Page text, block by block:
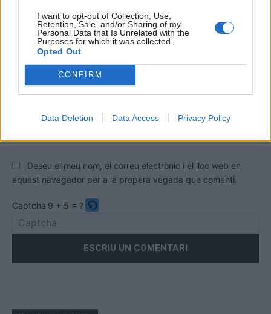
I want to opt-out of Collection, Use,
Retention, Sale, and/or Sharing of my
Personal Data that Is Unrelated with the
Purposes for which it was collected.
Opted Out
CONFIRM
Data Deletion Data Access Privacy Policy
Comentari:
Deseu el meu nom, el correu electrònic i el lloc web en
aquest navegador per a la propera vegada que comenti.
Captcha 9 + 5 = ?
the